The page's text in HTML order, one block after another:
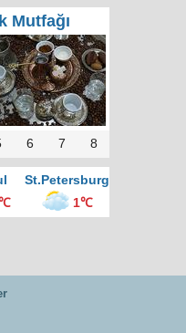
Mutfağı
6 7 8
St.Petersburg
1℃